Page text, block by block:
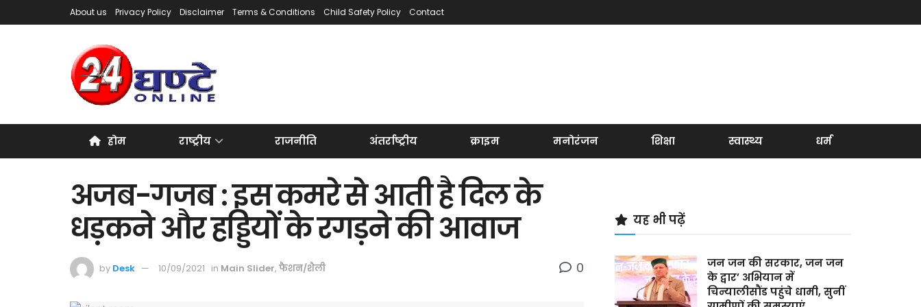
About us Privacy Policy Disclaimer Terms & Conditions Child Safety Policy Contact
होम राष्ट्रीय राजनीति अंतर्राष्ट्रीय क्राइम मनोरंजन शिक्षा स्वास्थ्य धर्म
अजब-गजब : इस कमरे से आती है दिल के
धड़कने और हड्डियों के रगड़ने की आवाज
by Desk 10/09/2021 in Main Slider, फैशन/शैली 0
यह भी पढ़ें
जन जन की सरकार, जन जन
के द्वार’ अभियान में
चिन्यालीसौंड पहुंचे धामी, सुनीं